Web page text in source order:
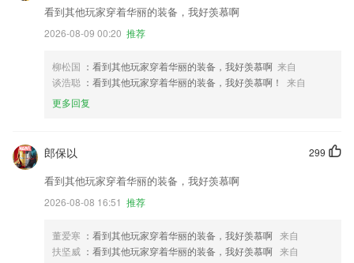
看到其他玩家穿着华丽的装备，我好羡慕啊
2026-08-09 00:20 推荐
柳松国 ：看到其他玩家穿着华丽的装备，我好羡慕啊 来自
谈浩聪 ：看到其他玩家穿着华丽的装备，我好羡慕啊！
来自
更多回复
299
郎保以
看到其他玩家穿着华丽的装备，我好羡慕啊
2026-08-08 16:51 推荐
董爱寒 ：看到其他玩家穿着华丽的装备，我好羡慕啊 来自
扶坚威 ：看到其他玩家穿着华丽的装备，我好羡慕啊 来自